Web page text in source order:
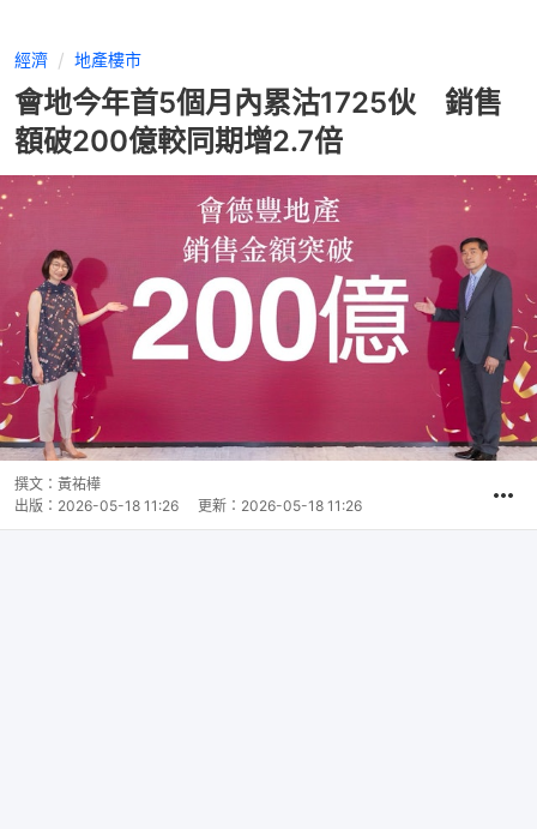
經濟 地產樓市
會地今年首5個月內累沽1725伙 銷售
額破200億較同期增2.7倍
撰文： 黃祐樺
出版： 2026-05-18 11:26 更新： 2026-05-18 11:26